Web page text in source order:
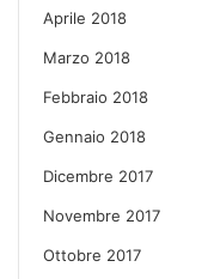
Aprile 2018
Marzo 2018
Febbraio 2018
Gennaio 2018
Dicembre 2017
Novembre 2017
Ottobre 2017